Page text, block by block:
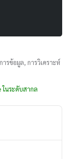
รข้อมูล, การวิเคราะห์
นระดับสากล